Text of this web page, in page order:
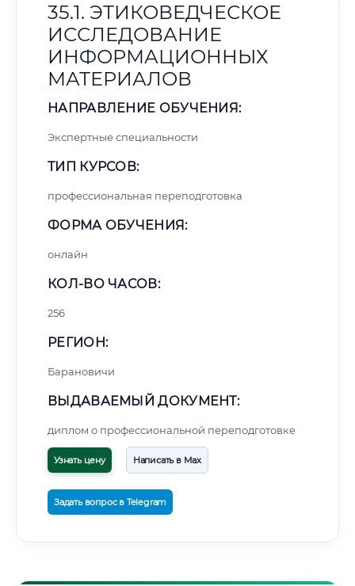
35.1. ЭТИКОВЕДЧЕСКОЕ
ИССЛЕДОВАНИЕ
ИНФОРМАЦИОННЫХ
МАТЕРИАЛОВ
НАПРАВЛЕНИЕ ОБУЧЕНИЯ:
Экспертные специальности
ТИП КУРСОВ:
профессиональная переподготовка
ФОРМА ОБУЧЕНИЯ:
онлайн
КОЛ-ВО ЧАСОВ:
256
РЕГИОН:
Барановичи
ВЫДАВАЕМЫЙ ДОКУМЕНТ:
диплом о профессиональной переподготовке
Узнать цену Написать в Max
Задать вопрос в Telegram